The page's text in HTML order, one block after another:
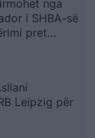
nga
i SHBA-së
pret
Leipzig për